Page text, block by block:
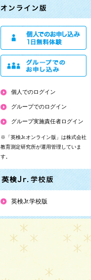
個人でのログイン
グループでのログイン
グループ実施責任者ログイン
※「英検Jr.オンライン版」は株式会社
教育測定研究所が運用管理していま
す。
英検Jr.学校版